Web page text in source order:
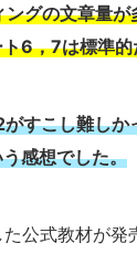
グの文章量
6，7は標準
すこし難し
感想でした。
公式教材が